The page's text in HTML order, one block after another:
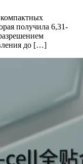
получила 6,31-
до […]